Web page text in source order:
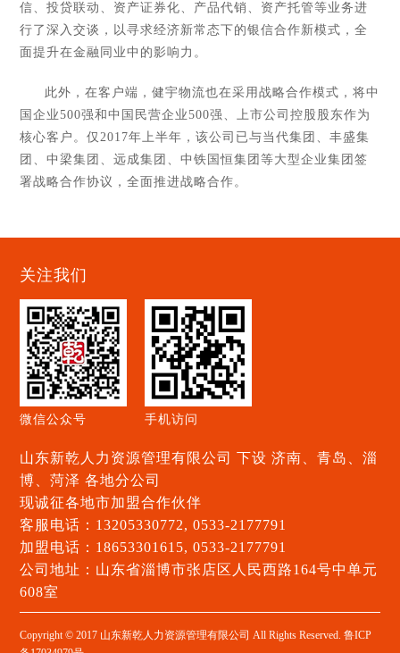
信、投贷联动、资产证券化、产品代销、资产托管等业务进
行了深入交谈，以寻求经济新常态下的银信合作新模式，全
面提升在金融同业中的影响力。
此外，在客户端，健宇物流也在采用战略合作模式，将中
国企业500强和中国民营企业500强、上市公司控股股东作为
核心客户。仅2017年上半年，该公司已与当代集团、丰盛集
团、中梁集团、远成集团、中铁国恒集团等大型企业集团签
署战略合作协议，全面推进战略合作。
关注我们
微信公众号 手机访问
山东新乾人力资源管理有限公司 下设 济南、青岛、淄
博、菏泽 各地分公司
现诚征各地市加盟合作伙伴
客服电话：13205330772, 0533-2177791
加盟电话：18653301615, 0533-2177791
公司地址：山东省淄博市张店区人民西路164号中单元
608室
Copyright © 2017 山东新乾人力资源管理有限公司 All Rights Reserved. 鲁ICP